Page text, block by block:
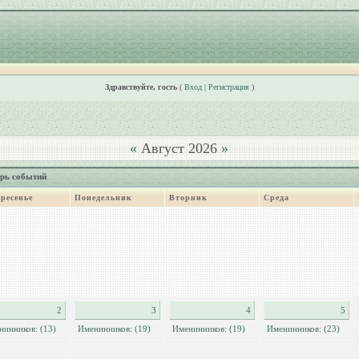
Здравствуйте, гость( Вход| Регистрация)
«Август 2026»
событий
Понедельник Вторник Среда
2
(13)
3
Именинников: (19)
4
Именинников: (19)
5
Именинников: (23)